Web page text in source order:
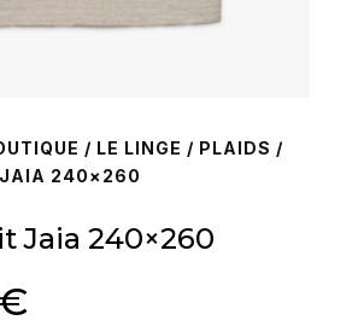
/ LE LINGE / PLAIDS /
JAIA 240×260
Jaia 240×260